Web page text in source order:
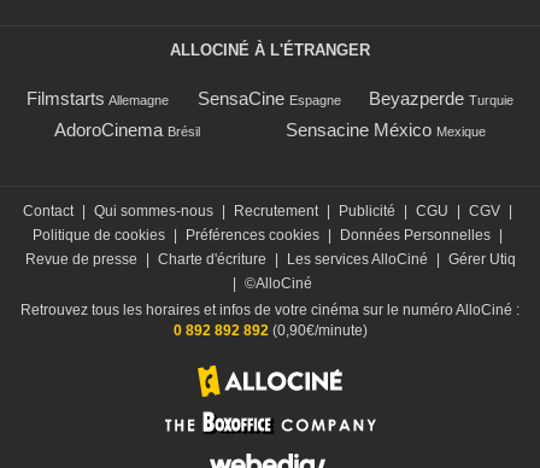
ALLOCINÉ À L'ÉTRANGER
Filmstarts Allemagne SensaCine Espagne Beyazperde Turquie
AdoroCinema Brésil Sensacine México Mexique
Contact | Qui sommes-nous | Recrutement | Publicité | CGU | CGV |
Politique de cookies | Préférences cookies | Données Personnelles |
Revue de presse
| Charte d'écriture | Les services AlloCiné | Gérer Utiq
| ©AlloCiné
Retrouvez tous les horaires et infos de votre cinéma sur le numéro AlloCiné :
0 892 892 892 (0,90€/minute)